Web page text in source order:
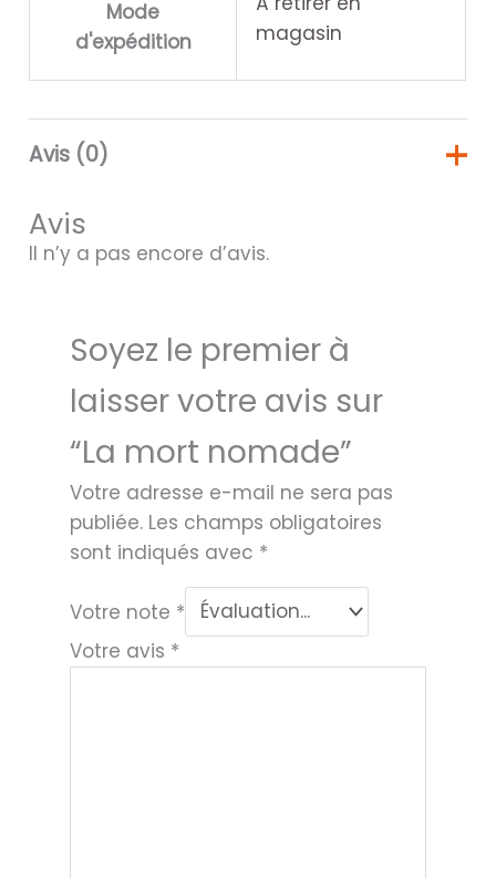
Mode
d'expédition
magasin
Avis (0)
Avis
Il n’y a pas encore d’avis.
Soyez le premier à
laisser votre avis sur
“La mort nomade”
Votre adresse e-mail ne sera pas
publiée. Les champs obligatoires
sont indiqués avec *
Votre note *
Votre avis *